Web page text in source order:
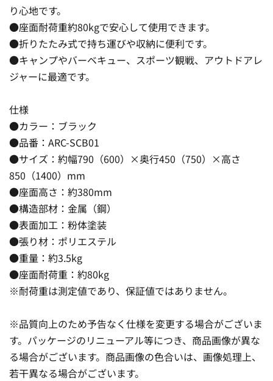
り心地です。
●座面耐荷重約80kgで安心して使用できます。
●折りたたみ式で持ち運びや収納に便利です。
●キャンプやバーベキュー、スポーツ観戦、アウトドアレ
ジャーに最適です。
仕様
●カラー：ブラック
●品番：ARC-SCB01
●サイズ：約幅790（600）×奥行450（750）×高さ
850（1400）mm
●座面高さ：約380mm
●構造部材：金属（鋼）
●表面加工：粉体塗装
●張り材：ポリエステル
●重量：約3.5kg
●座面耐荷重：約80kg
※耐荷重は測定値であり、保証値ではありません。
※品質向上のため予告なく仕様を変更する場合がございま
す。パッケージのリニューアル等につき、商品画像が異な
る場合がございます。商品画像の色合いは、画像処理上、
若干異なる場合がございます。